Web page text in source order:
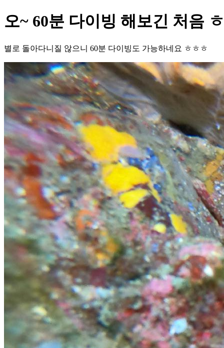
오~ 60분 다이빙 해보긴 처음
별로 돌아다니질 않으니 60분 다이빙도 가능하네요 ㅎㅎㅎ